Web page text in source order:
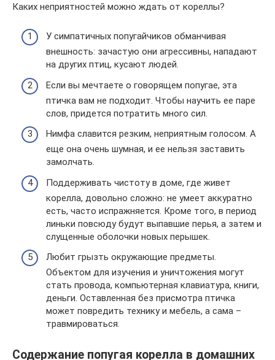
Каких неприятностей можно ждать от кореллы?
У симпатичных попугайчиков обманчивая
внешность: зачастую они агрессивны, нападают
на других птиц, кусают людей.
Если вы мечтаете о говорящем попугае, эта
птичка вам не подходит. Чтобы научить ее паре
слов, придется потратить много сил.
Нимфа славится резким, неприятным голосом. А
еще она очень шумная, и ее нельзя заставить
замолчать.
Поддерживать чистоту в доме, где живет
корелла, довольно сложно: не умеет аккуратно
есть, часто испражняется. Кроме того, в период
линьки повсюду будут выпавшие перья, а затем и
слущенные оболочки новых перышек.
Любит грызть окружающие предметы.
Объектом для изучения и уничтожения могут
стать провода, компьютерная клавиатура, книги,
деньги. Оставленная без присмотра птичка
может повредить технику и мебель, а сама –
травмироваться.
Содержание попугая корелла в домашних